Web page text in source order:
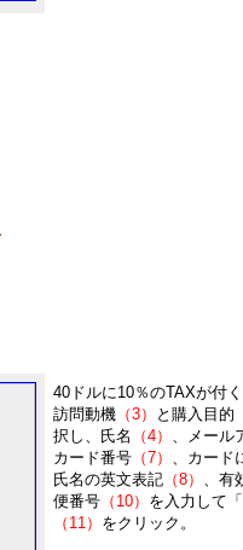
40ドルに10％のTAXが付
訪問動機 （3） と購入目的
択し、氏名
（4） 、メール
カード番号 （7） 、カード
氏名の英文表記 （8） 、有
便番号 （10） を入力して
（11） をクリック。